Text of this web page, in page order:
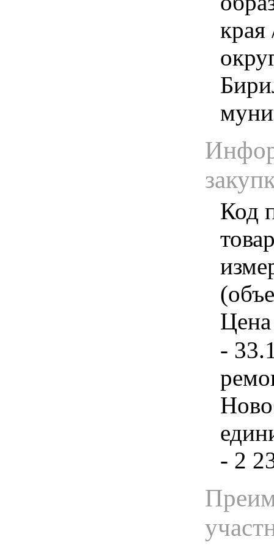
Код
-
- 2